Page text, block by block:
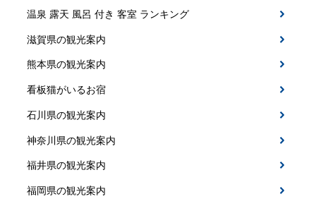
温泉 露天 風呂 付き 客室 ランキング
滋賀県の観光案内
熊本県の観光案内
看板猫がいるお宿
石川県の観光案内
神奈川県の観光案内
福井県の観光案内
福岡県の観光案内